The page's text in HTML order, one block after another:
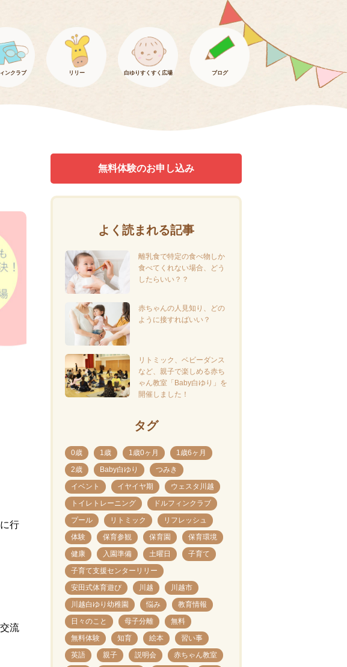
ンクラブ リリー 白ゆりすくすく広場 ブログ
行
流
無料体験のお申し込み
よく読まれる記事
離乳食で特定の食べ物しか
食べてくれない場合、どう
したらいい？？
赤ちゃんの人見知り、どの
ように接すればいい？
リトミック、ベビーダンス
など、親子で楽しめる赤ち
ゃん教室「Baby白ゆり」を
開催しました！
タグ
0歳 1歳 1歳0ヶ月
1歳6ヶ月
2歳
Baby白ゆり
つみき
イベント
イヤイヤ期
ウェスタ川越
トイレトレーニング
ドルフィンクラブ
プール
リトミック
リフレッシュ
体験
保育参観 保育園
保育環境
健康
入園準備 土曜日
子育て
子育て支援センターリリー
安田式体育遊び
川越
川越市
川越白ゆり幼稚園
悩み
教育情報
日々のこと
母子分離
無料
無料体験
知育 絵本
習い事
英語
親子 説明会
赤ちゃん教室